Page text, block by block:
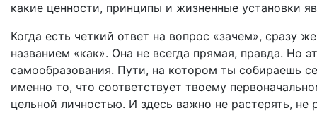
какие ценности, принципы и жизненные установки
Когда есть четкий ответ на вопрос «зачем», сразу
названием «как». Она не всегда прямая, правда. Но
самообразования. Пути, на котором ты собираешь
именно то, что соответствует твоему
цельной личностью. И здесь важно не растерять,